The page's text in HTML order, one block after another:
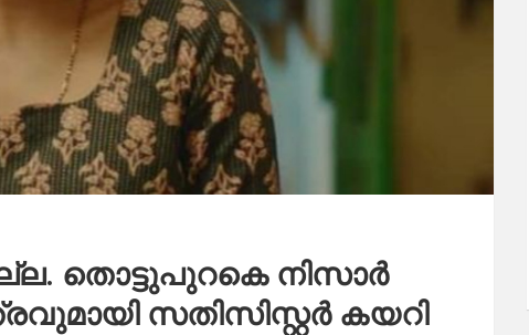
തൊട്ടുപുറകെ നിസാർ
സതിസിസ്റ്റർ കയറി